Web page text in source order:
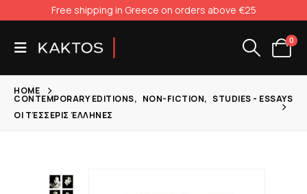
Free shipping in Greece on orders above €25
0
HOME
CONTEMPORARY EDITIONS, NON-FICTION, STUDIES - ESSAYS
ΟΙ ΤΈΣΣΕΡΙΣ ΈΛΛΗΝΕΣ